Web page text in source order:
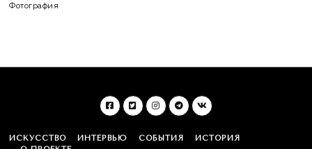
Фотография
ИСКУССТВО ИНТЕРВЬЮ СОБЫТИЯ
ИСТОРИЯ